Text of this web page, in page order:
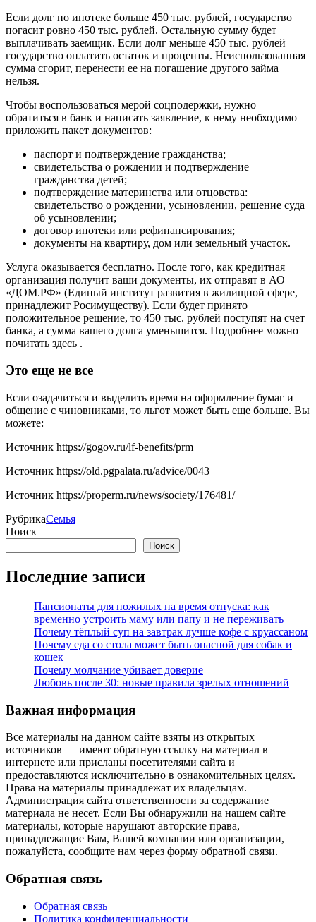
Если долг по ипотеке больше 450 тыс. рублей, государство
погасит ровно 450 тыс. рублей. Остальную сумму будет
выплачивать заемщик. Если долг меньше 450 тыс. рублей —
государство оплатить остаток и проценты. Неиспользованная
сумма сгорит, перенести ее на погашение другого займа
нельзя.
Чтобы воспользоваться мерой соцподержки, нужно
обратиться в банк и написать заявление, к нему необходимо
приложить пакет документов:
паспорт и подтверждение гражданства;
свидетельства о рождении и подтверждение
гражданства детей;
подтверждение материнства или отцовства:
свидетельство о рождении, усыновлении, решение суда
об усыновлении;
договор ипотеки или рефинансирования;
документы на квартиру, дом или земельный участок.
Услуга оказывается бесплатно. После того, как кредитная
организация получит ваши документы, их отправят в АО
«ДОМ.РФ» (Единый институт развития в жилищной сфере,
принадлежит Росимуществу). Если будет принято
положительное решение, то 450 тыс. рублей поступят на счет
банка, а сумма вашего долга уменьшится. Подробнее можно
почитать здесь .
Это еще не все
Если озадачиться и выделить время на оформление бумаг и
общение с чиновниками, то льгот может быть еще больше. Вы
можете:
Источник https://gogov.ru/lf-benefits/prm
Источник https://old.pgpalata.ru/advice/0043
Источник https://properm.ru/news/society/176481/
РубрикаСемья
Поиск
Поиск
Последние записи
Пансионаты для пожилых на время отпуска: как
временно устроить маму или папу и не переживать
Почему тёплый суп на завтрак лучше кофе с круассаном
Почему еда со стола может быть опасной для собак и
кошек
Почему молчание убивает доверие
Любовь после 30: новые правила зрелых отношений
Важная информация
Все материалы на данном сайте взяты из открытых
источников — имеют обратную ссылку на материал в
интернете или присланы посетителями сайта и
предоставляются исключительно в ознакомительных целях.
Права на материалы принадлежат их владельцам.
Администрация сайта ответственности за содержание
материала не несет. Если Вы обнаружили на нашем сайте
материалы, которые нарушают авторские права,
принадлежащие Вам, Вашей компании или организации,
пожалуйста, сообщите нам через форму обратной связи.
Обратная связь
Обратная связь
Политика конфиденциальности